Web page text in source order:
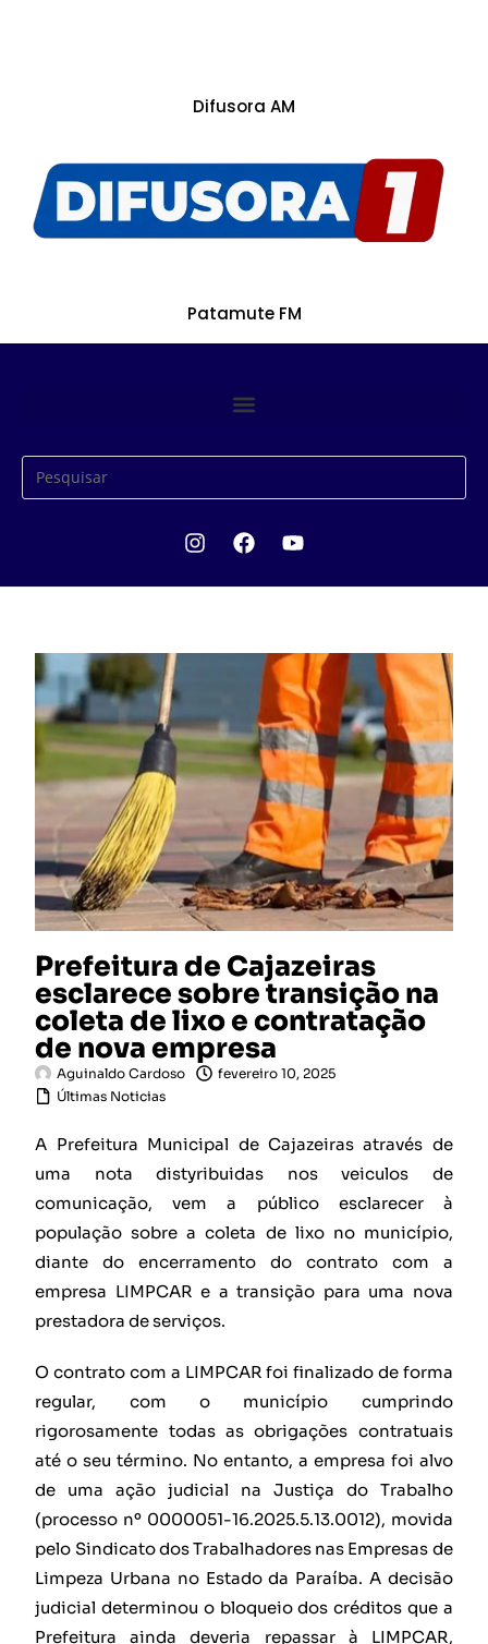
Difusora AM
Patamute FM
Prefeitura de Cajazeiras
esclarece sobre transição na
coleta de lixo e contratação
de nova empresa
Aguinaldo Cardoso
fevereiro 10, 2025
Últimas Noticias
A Prefeitura Municipal de Cajazeiras através de
uma nota distyribuidas nos veiculos de
comunicação, vem a público esclarecer à
população sobre a coleta de lixo no município,
diante do encerramento do contrato com a
empresa LIMPCAR e a transição para uma nova
prestadora de serviços.
O contrato com a LIMPCAR foi finalizado de forma
regular, com o município cumprindo
rigorosamente todas as obrigações contratuais
até o seu término. No entanto, a empresa foi alvo
de uma ação judicial na Justiça do Trabalho
(processo nº 0000051-16.2025.5.13.0012), movida
pelo Sindicato dos Trabalhadores nas Empresas de
Limpeza Urbana no Estado da Paraíba. A decisão
judicial determinou o bloqueio dos créditos que a
Prefeitura ainda deveria repassar à LIMPCAR,